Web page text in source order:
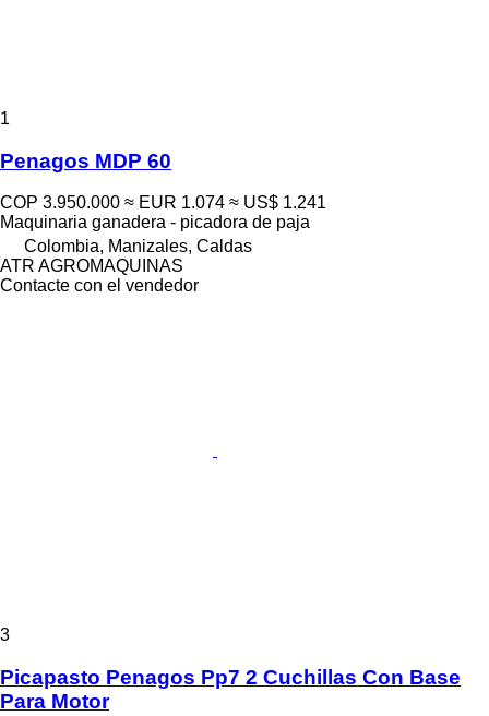
1
Penagos MDP 60
COP 3.950.000 ≈ EUR 1.074 ≈ US$ 1.241
Maquinaria ganadera - picadora de paja
Colombia, Manizales, Caldas
ATR AGROMAQUINAS
Contacte con el vendedor
3
Picapasto Penagos Pp7 2 Cuchillas Con Base
Para Motor